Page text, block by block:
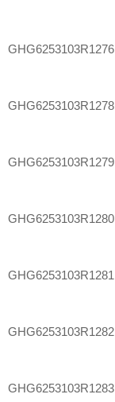
GHG6253103R1276
GHG6253103R1278
GHG6253103R1279
GHG6253103R1280
GHG6253103R1281
GHG6253103R1282
GHG6253103R1283